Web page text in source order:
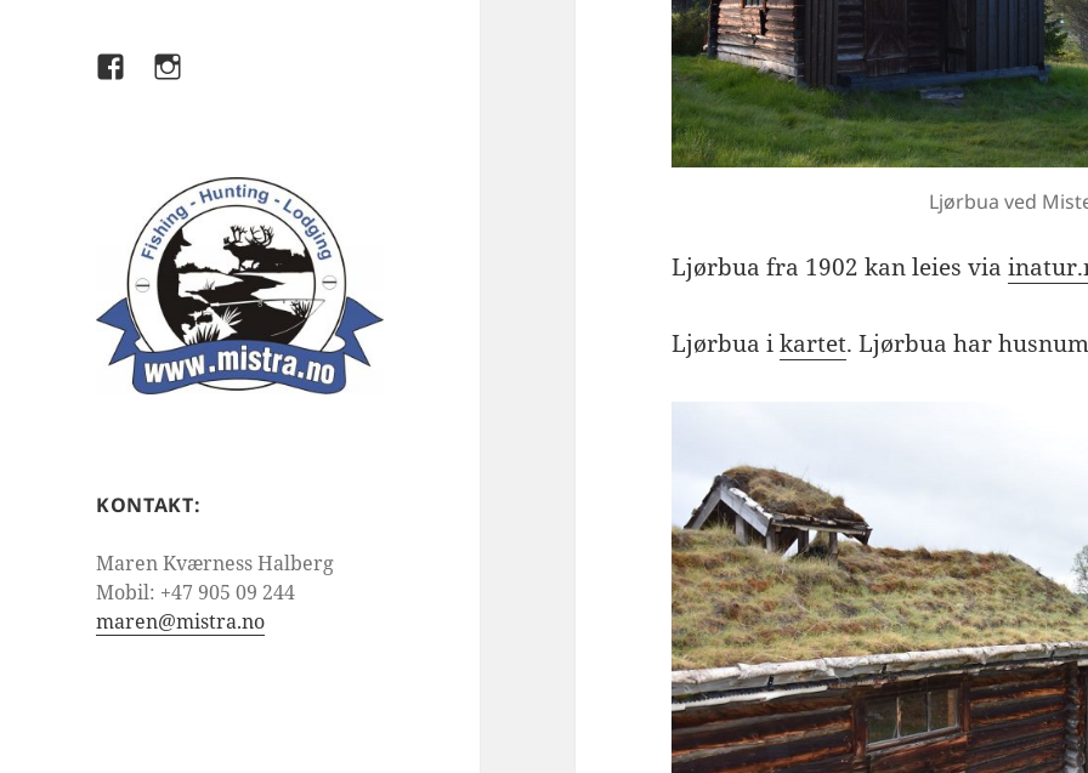
FacebookInstagram
KONTAKT:
Maren Kværness Halberg
Mobil: +47 905 09 244
maren@mistra.no
Ljørbua ved
Ljørbua fra 1902 kan leies via
Ljørbua ikartet. Ljørbua har